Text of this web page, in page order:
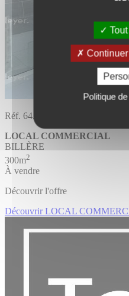
Politique
Réf. 64.1517
LOCAL COMMERCIAL
BILLÈRE
300m2
À vendre
Découvrir l'offre
Découvrir LOCAL